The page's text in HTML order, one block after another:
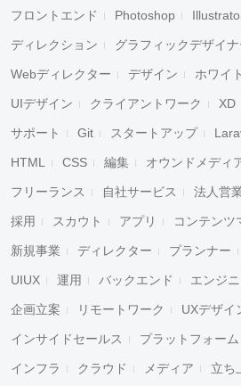
フロントエンド Photoshop
ディレクション グラフィックデザイナ
Webディレクター デザイン ホワイ
UIデザイン クライアントワーク XD
サポート Git スタートアップ
HTML CSS 編集 オウンドメディ
フリーランス 自社サービス 法人営
採用 スカウト アプリ コンテンツ
新規事業 ディレクター プランナー
UIUX 運用 バックエンド エンジ
企画立案 リモートワーク UXデザイ
インサイドセールス プラットフォーム
インフラ クラウド メディア 立ち